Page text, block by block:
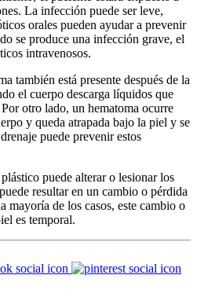
La infección puede ser leve,
orales pueden ayudar a prevenir
se produce una infección grave, el
intravenosos.
también está presente después de la
el cuerpo descarga líquidos que
otro lado, un hematoma ocurre
y queda atrapada bajo la piel y se
puede prevenir estos
puede alterar o lesionar los
resultar en un cambio o pérdida
mayoría de los casos, este cambio o
es temporal.